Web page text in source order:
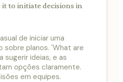
it to initiate decisions in
de iniciar uma
sobre planos. 'What are
sugerir ideias, e as
opções claramente.
em equipes.